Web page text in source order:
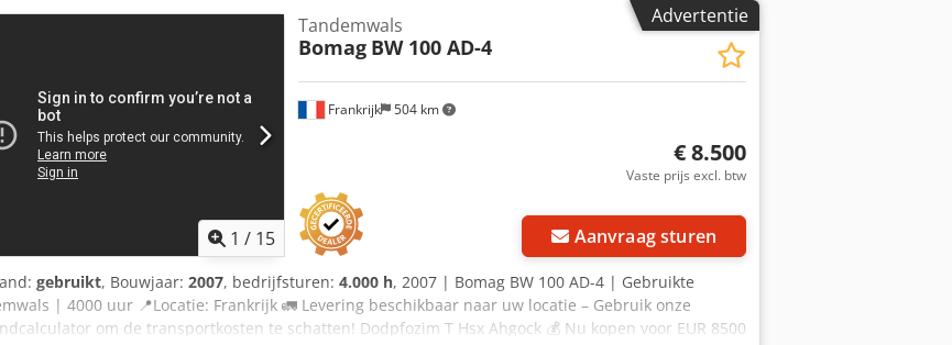
Advertentie
1 / 15
Frankrijk 504 km
Tandemwals
Bomag BW 100 AD-4
€ 8.500
Vaste prijs excl. btw
Aanvraag sturen
gebruikt, Bouwjaar: 2007, bedrijfsturen: 4.000 h, 2007 | Bomag BW 100 AD-4 | Gebruikte
| 4000 uur 📍Locatie: Frankrijk 🚛 Levering beschikbaar naar uw locatie – Gebruik onze
om de transportkosten te schatten! Dodpfozim T Hsx Ahgock 💰 Nu kopen voor EUR 8500